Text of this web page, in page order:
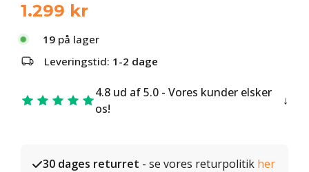
1.299 kr
19 på lager
Leveringstid: 1-2 dage
4.8 ud af 5.0 - Vores kunder elsker
os!
30 dages returret - se vores returpolitik her